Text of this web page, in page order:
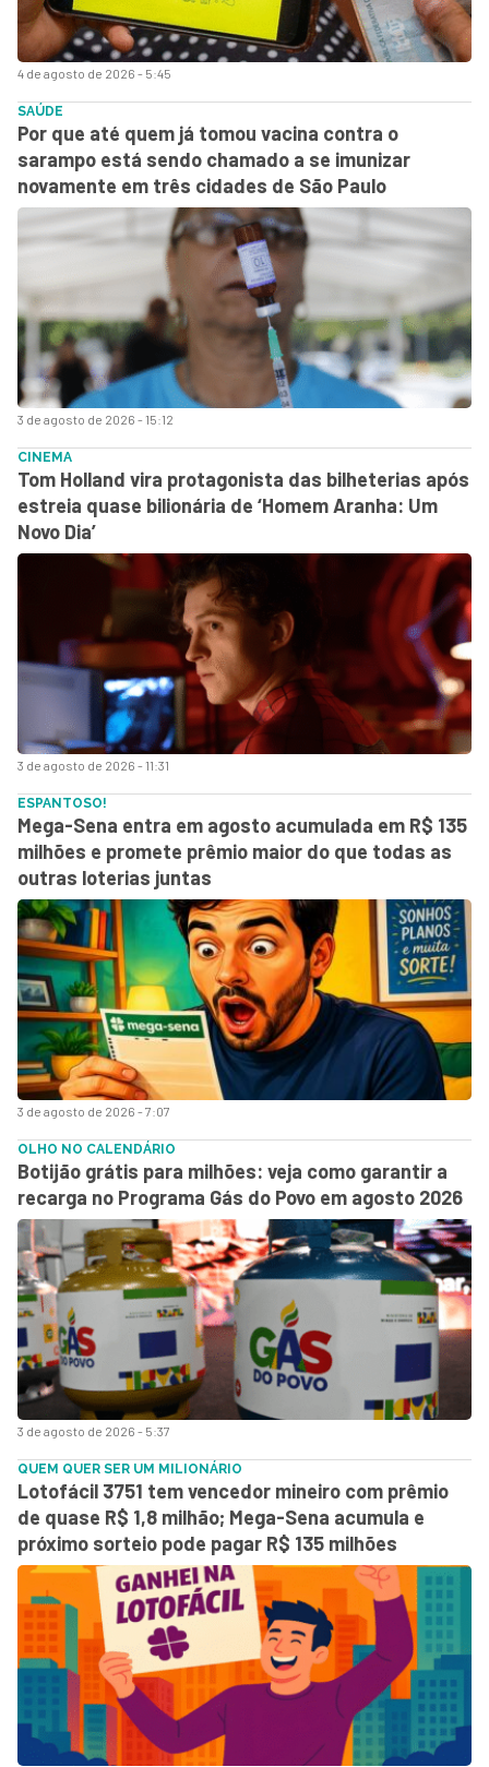
4 de agosto de 2026 - 5:45
3 de agosto de 2026 - 15:12
SAÚDE
Por que até quem já tomou vacina contra o
sarampo está sendo chamado a se imunizar
novamente em três cidades de São Paulo
3 de agosto de 2026 - 11:31
CINEMA
Tom Holland vira protagonista das bilheterias após
estreia quase bilionária de ‘Homem Aranha: Um
Novo Dia’
3 de agosto de 2026 - 7:07
ESPANTOSO!
Mega-Sena entra em agosto acumulada em R$ 135
milhões e promete prêmio maior do que todas as
outras loterias juntas
3 de agosto de 2026 - 5:37
OLHO NO CALENDÁRIO
Botijão grátis para milhões: veja como garantir a
recarga no Programa Gás do Povo em agosto 2026
QUEM QUER SER UM MILIONÁRIO
Lotofácil 3751 tem vencedor mineiro com prêmio
de quase R$ 1,8 milhão; Mega-Sena acumula e
próximo sorteio pode pagar R$ 135 milhões